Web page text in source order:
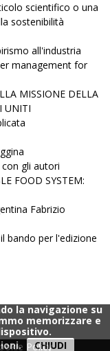
scientifico o una
sostenibilità
all'industria
management for
MISSIONE DELLA
UNITI
gli autori
FOOD SYSTEM:
Fabrizio
bando per l'edizione
Policy
la navigazione su
memorizzare e
CHIUDI